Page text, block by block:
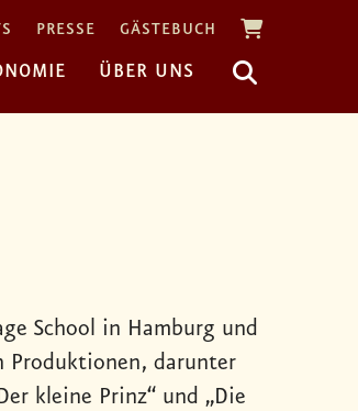
PRESSE GÄSTEBUCH
ÜBER UNS
School in Hamburg und
Produktionen, darunter
kleine Prinz“ und „Die